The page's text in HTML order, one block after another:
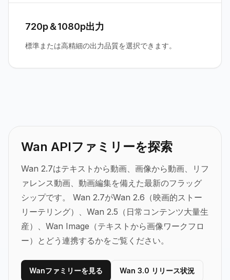
720p＆1080p出力
標準または高精細の出力品質を選択できます。
Wan APIファミリーを探索
Wan 2.7はテキストから動画、画像から動画、リフ
ァレンス動画、動画編集を備えた最新のフラッグ
シップです。
Wan 2.7がWan 2.6（映画的ストー
リーテリング）、Wan 2.5（日常コンテンツ大量生
産）、Wan Image（テキストから画像ワークフロ
ー）とどう連携するかをご覧ください。
Wanファミリーを見る Wan 3.0 リリース状況